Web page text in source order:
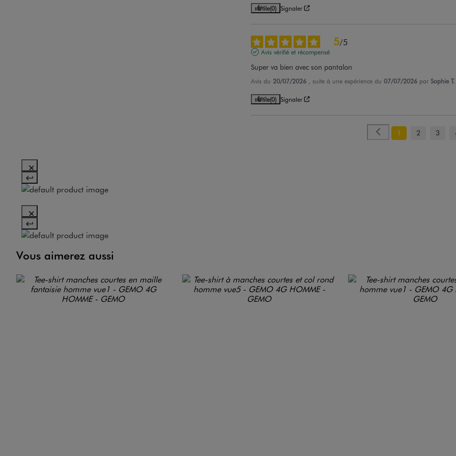
Utile(0) Signaler
5/5
Avis vérifié et récompensé
Super va bien avec son pantalon
Avis du 20/07/2026 , suite à une expérience du 07/07/2026 par Sophie T.
Utile(0) Signaler
1 2 3
Vous aimerez aussi